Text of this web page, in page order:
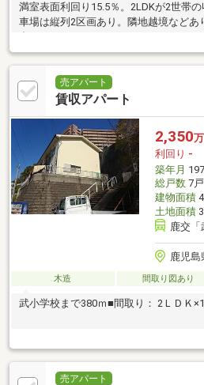
満室表面利回り15.5％。2LDKが2世帯
車場は縦列2区画あり。隣地越境などあ
売アパート
賃収アパート
2,350
利回り -
築年月
総戸数7戸
建物面積
土地面積
鹿交
鹿児島
木造 間取り図あり
武小学校まで380ｍ■間取り： 2ＬＤ
売アパート